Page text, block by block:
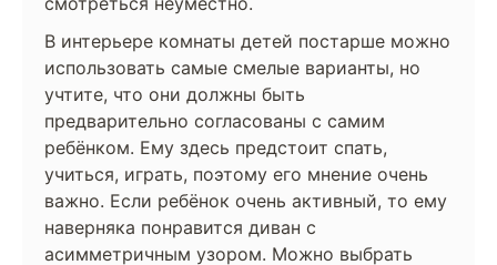
В интерьере комнаты детей постарше можно
использовать самые смелые варианты, но
учтите, что они должны быть
предварительно согласованы с самим
ребёнком. Ему здесь предстоит спать,
учиться, играть, поэтому его мнение очень
важно. Если ребёнок очень активный, то ему
наверняка понравится диван с
асимметричным узором. Можно выбрать